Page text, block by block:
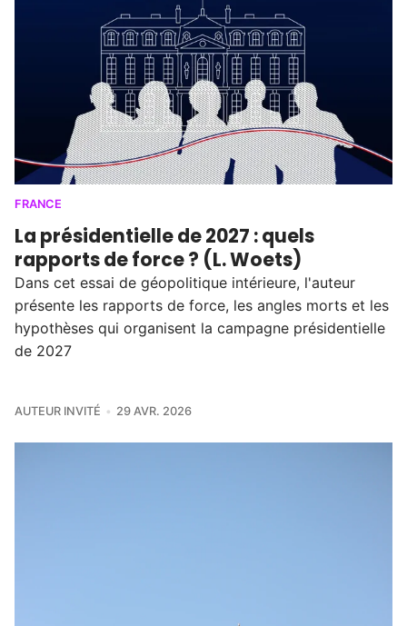
FRANCE
La présidentielle de 2027 : quels
rapports de force ? (L. Woets)
Dans cet essai de géopolitique intérieure, l'auteur
présente les rapports de force, les angles morts et les
hypothèses qui organisent la campagne présidentielle
de 2027
AUTEUR INVITÉ 29 AVR. 2026